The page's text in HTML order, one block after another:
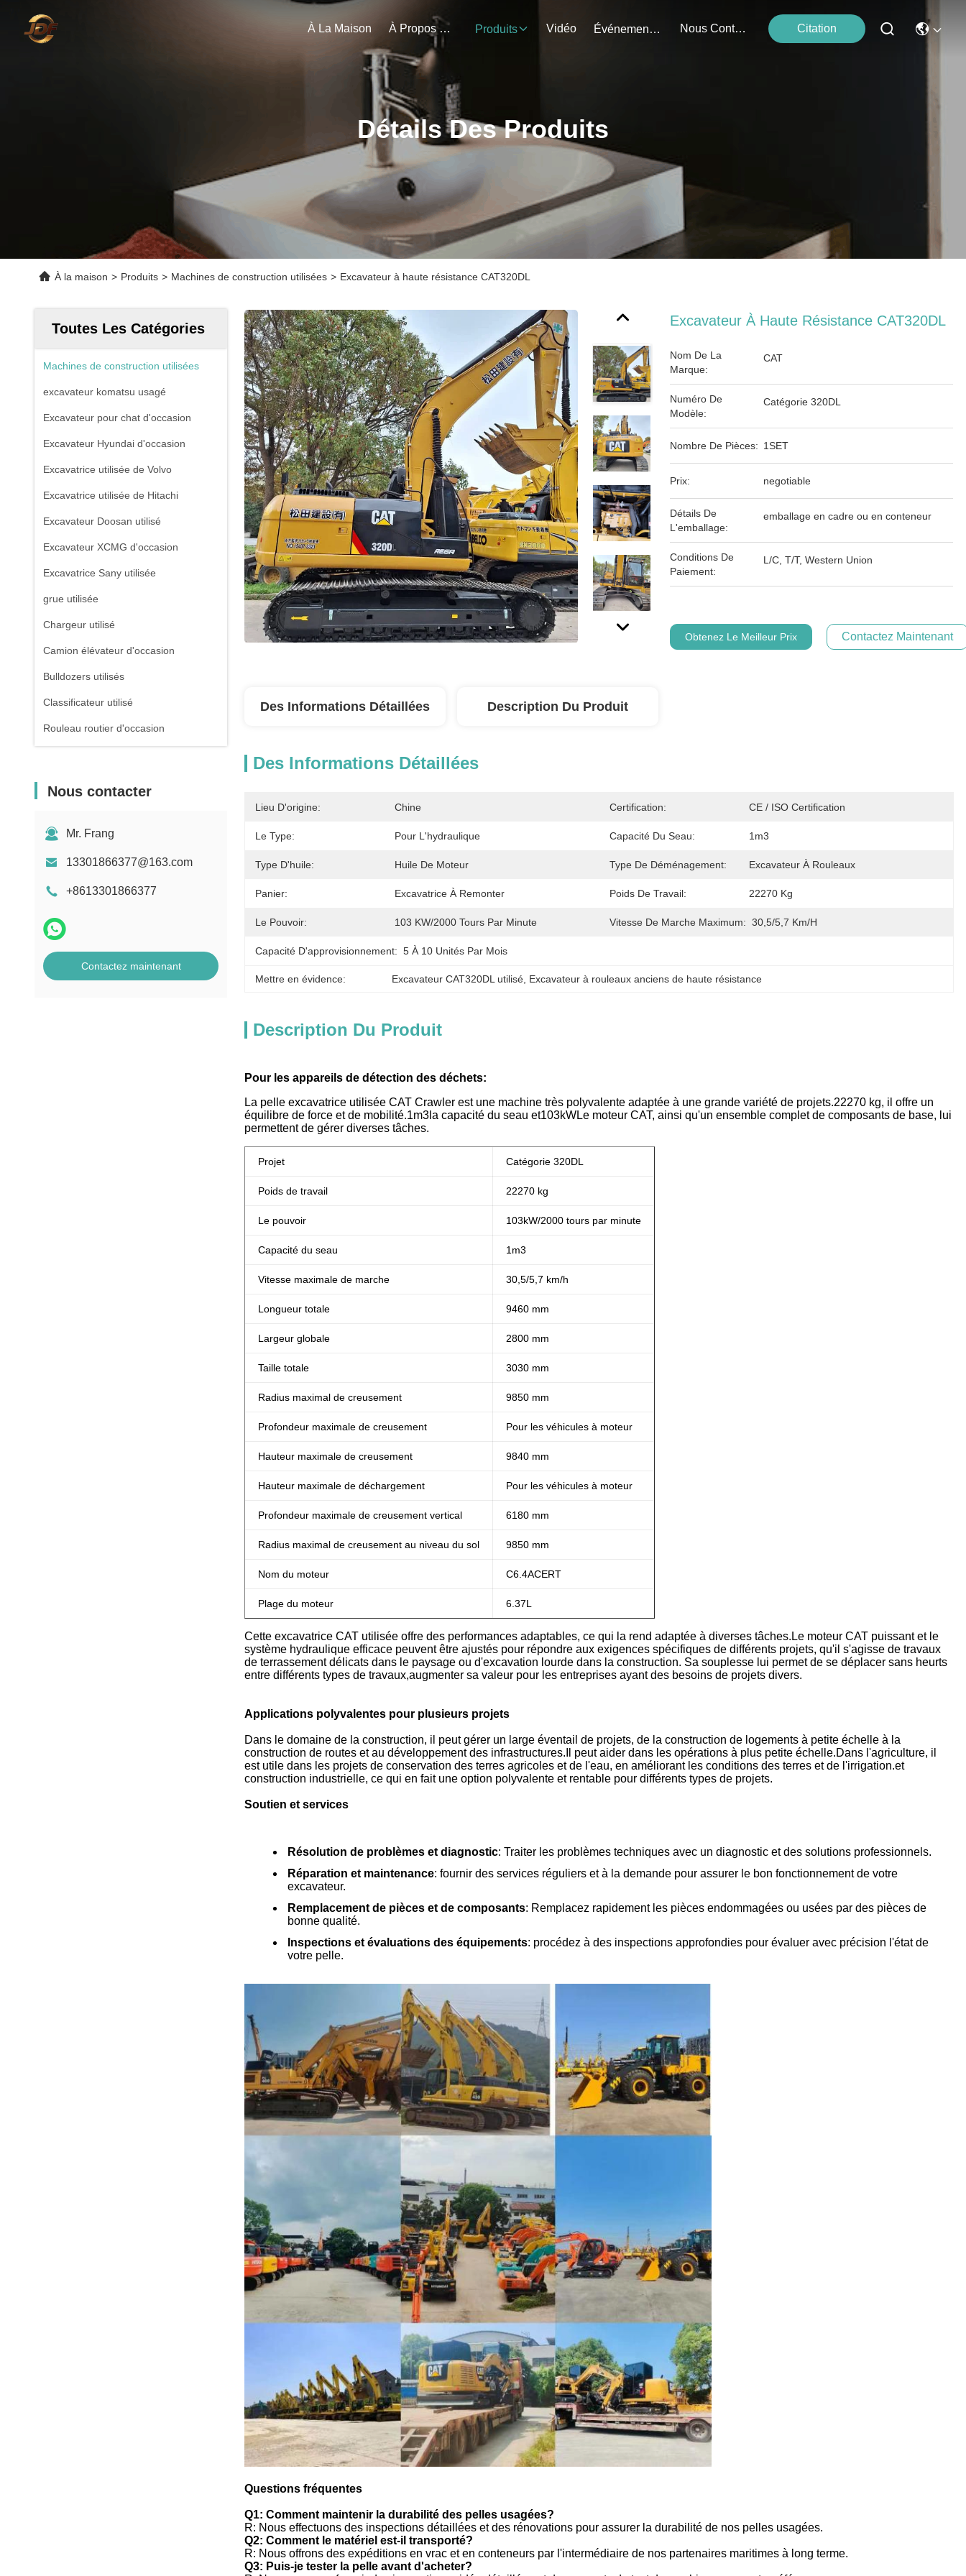
À La Maison À Propos De Nous Produits Vidéo Événements Nous Contacter Citation
Détails Des Produits
À la maison > Produits > Machines de construction utilisées > Excavateur à haute résistance CAT320DL
Toutes Les Catégories
Machines de construction utilisées
excavateur komatsu usagé
Excavateur pour chat d'occasion
Excavateur Hyundai d'occasion
Excavatrice utilisée de Volvo
Excavatrice utilisée de Hitachi
Excavateur Doosan utilisé
Excavateur XCMG d'occasion
Excavatrice Sany utilisée
grue utilisée
Chargeur utilisé
Camion élévateur d'occasion
Bulldozers utilisés
Classificateur utilisé
Rouleau routier d'occasion
Nous contacter
Mr. Frang
13301866377@163.com
+8613301866377
Contactez maintenant
Excavateur À Haute Résistance CAT320DL
Nom De La
Marque:
CAT
Numéro De
Modèle:
Catégorie 320DL
Nombre De Pièces: 1SET
Prix: negotiable
Détails De
L'emballage:
emballage en cadre ou en conteneur
Conditions De
Paiement:
L/C, T/T, Western Union
Obtenez Le Meilleur Prix Contactez Maintenant
Des Informations Détaillées Description Du Produit
Des Informations Détaillées
Lieu D'origine: Chine Certification: CE / ISO Certification
Le Type: Pour L'hydraulique Capacité Du Seau: 1m3
Type D'huile: Huile De Moteur Type De Déménagement: Excavateur À Rouleaux
Panier: Excavatrice À Remonter Poids De Travail: 22270 Kg
Le Pouvoir: 103 KW/2000 Tours Par Minute Vitesse De Marche Maximum: 30,5/5,7 Km/h
Capacité D'approvisionnement: 5 À 10 Unités Par Mois
Mettre en évidence: Excavateur CAT320DL utilisé, Excavateur à rouleaux anciens de haute résistance
Description Du Produit
Pour les appareils de détection des déchets:
La pelle excavatrice utilisée CAT Crawler est une machine très polyvalente adaptée à une grande variété de projets.22270 kg, il offre un
équilibre de force et de mobilité.1m3 la capacité du seau et103kWLe moteur CAT, ainsi qu'un ensemble complet de composants de base, lui
permettent de gérer diverses tâches.
Projet Catégorie 320DL
Poids de travail 22270 kg
Le pouvoir 103kW/2000 tours par minute
Capacité du seau 1m3
Vitesse maximale de marche 30,5/5,7 km/h
Longueur totale 9460 mm
Largeur globale 2800 mm
Taille totale 3030 mm
Radius maximal de creusement 9850 mm
Profondeur maximale de creusement Pour les véhicules à moteur
Hauteur maximale de creusement 9840 mm
Hauteur maximale de déchargement Pour les véhicules à moteur
Profondeur maximale de creusement vertical 6180 mm
Radius maximal de creusement au niveau du sol 9850 mm
Nom du moteur C6.4ACERT
Plage du moteur 6.37L
Cette excavatrice CAT utilisée offre des performances adaptables, ce qui la rend adaptée à diverses tâches.Le moteur CAT puissant et le
système hydraulique efficace peuvent être ajustés pour répondre aux exigences spécifiques de différents projets, qu'il s'agisse de travaux
de terrassement délicats dans le paysage ou d'excavation lourde dans la construction. Sa souplesse lui permet de se déplacer sans heurts
entre différents types de travaux,augmenter sa valeur pour les entreprises ayant des besoins de projets divers.
Applications polyvalentes pour plusieurs projets
Dans le domaine de la construction, il peut gérer un large éventail de projets, de la construction de logements à petite échelle à la
construction de routes et au développement des infrastructures.Il peut aider dans les opérations à plus petite échelle.Dans l'agriculture, il
est utile dans les projets de conservation des terres agricoles et de l'eau, en améliorant les conditions des terres et de l'irrigation.et
construction industrielle, ce qui en fait une option polyvalente et rentable pour différents types de projets.
Soutien et services
Résolution de problèmes et diagnostic: Traiter les problèmes techniques avec un diagnostic et des solutions professionnels.
Réparation et maintenance: fournir des services réguliers et à la demande pour assurer le bon fonctionnement de votre
excavateur.
Remplacement de pièces et de composants: Remplacez rapidement les pièces endommagées ou usées par des pièces de
bonne qualité.
Inspections et évaluations des équipements: procédez à des inspections approfondies pour évaluer avec précision l'état de
votre pelle.
Questions fréquentes
Q1: Comment maintenir la durabilité des pelles usagées?
R: Nous effectuons des inspections détaillées et des rénovations pour assurer la durabilité de nos pelles usagées.
Q2: Comment le matériel est-il transporté?
R: Nous offrons des expéditions en vrac et en conteneurs par l'intermédiaire de nos partenaires maritimes à long terme.
Q3: Puis-je tester la pelle avant d'acheter?